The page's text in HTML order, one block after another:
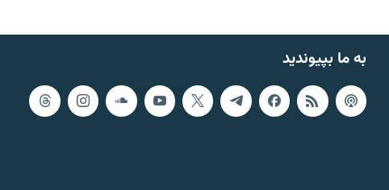
به ما بپیوندید